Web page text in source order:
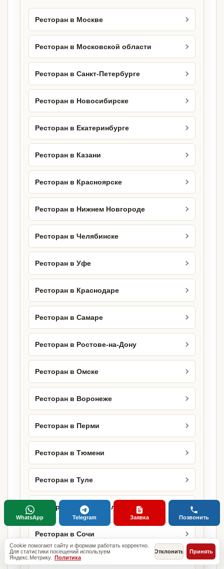
Ресторан в Москве
Ресторан в Московской области
Ресторан в Санкт-Петербурге
Ресторан в Новосибирске
Ресторан в Екатеринбурге
Ресторан в Казани
Ресторан в Красноярске
Ресторан в Нижнем Новгороде
Ресторан в Челябинске
Ресторан в Уфе
Ресторан в Краснодаре
Ресторан в Самаре
Ресторан в Ростове-на-Дону
Ресторан в Омске
Ресторан в Воронеже
Ресторан в Перми
Ресторан в Тюмени
Ресторан в Туле
Ресторан в Ставрополе
Ресторан в Сочи
Ресторан в Белгороде
Cookie помогают сайту и формам работать корректно.
Для статистики посещений используем
Яндекс.Метрику. Политика
Отклонить Принять
WhatsApp Telegram Заявка Позвонить